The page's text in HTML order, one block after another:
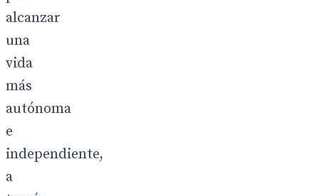
alcanzar
una
vida
más
autónoma
e
independiente,
a